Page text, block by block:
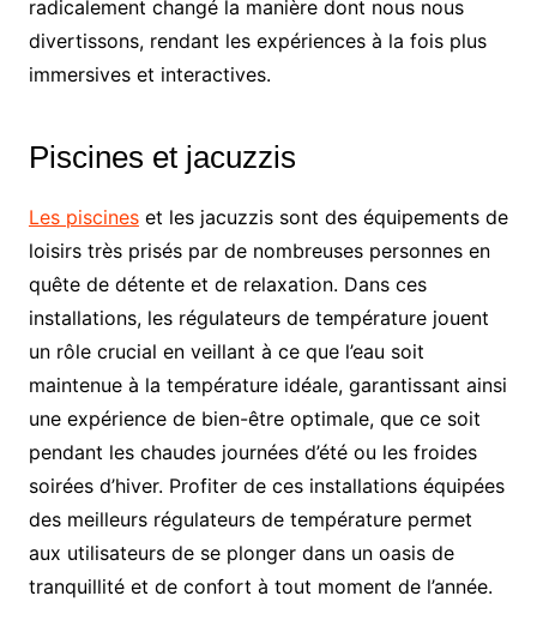
radicalement changé la manière dont nous nous
divertissons, rendant les expériences à la fois plus
immersives et interactives.
Piscines et jacuzzis
Les piscineset les jacuzzis sont des équipements de
loisirs très prisés par de nombreuses personnes en
quête de détente et de relaxation. Dans ces
installations, les régulateurs de température jouent
un rôle crucial en veillant à ce que l’eau soit
maintenue à la température idéale, garantissant ainsi
une expérience de bien-être optimale, que ce soit
pendant les chaudes journées d’été ou les froides
soirées d’hiver. Profiter de ces installations équipées
des meilleurs régulateurs de température permet
aux utilisateurs de se plonger dans un oasis de
tranquillité et de confort à tout moment de l’année.